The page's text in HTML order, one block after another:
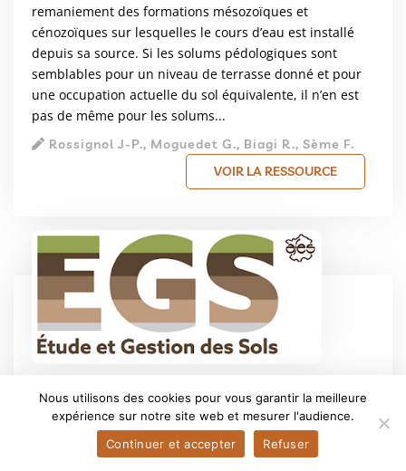
remaniement des formations mésozoïques et
cénozoïques sur lesquelles le cours d’eau est installé
depuis sa source. Si les solums pédologiques sont
semblables pour un niveau de terrasse donné et pour
une occupation actuelle du sol équivalente, il n’en est
pas de même pour les solums...
Rossignol J-P., Moguedet G., Biagi R., Sème F.
VOIR LA RESSOURCE
Potentiel de la spectrométrie gamma
aéroportée pour la cartographie des
sols et du régolithe : une mini-revue et
des premiers exemples en régions
Nous utilisons des cookies pour vous garantir la meilleure
expérience sur notre site web et mesurer l'audience.
Continuer et accepter
Refuser